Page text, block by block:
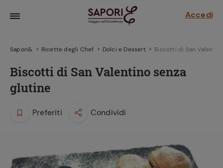
Accedi
la frutta
Sapori& Ricette degli Chef Dolci e Dessert Biscotti di San
Biscotti di San Valentino senza
glutine
Preferiti Condividi